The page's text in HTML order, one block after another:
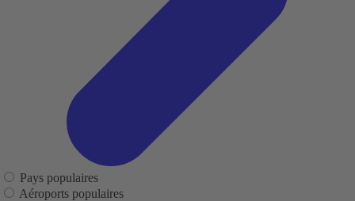
Pays populaires
Aéroports populaires